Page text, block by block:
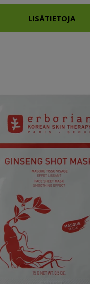
LISÄTIETOJA